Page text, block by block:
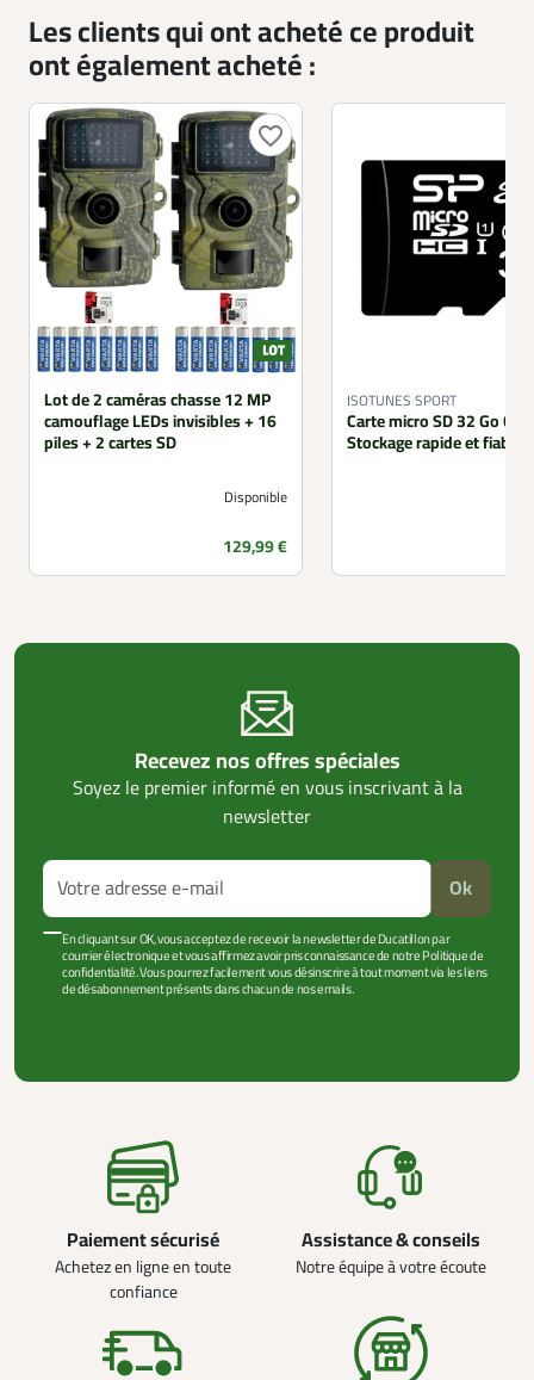
Les clients qui ont acheté ce produit
ont également acheté :
favorite_border
Lot de 2 caméras chasse 12 MP
camouflage LEDs invisibles + 16
piles + 2 cartes SD
Disponible
Prix
129,99 €
ISOTUNES SPORT
Carte micro SD 32 Go
Stockage rapide et fiable
Recevez nos offres spéciales
Soyez le premier informé en vous inscrivant à la
newsletter
Ok
En cliquant sur OK, vous acceptez de recevoir la newsletter de Ducatillon par
courrier électronique et vous affirmez avoir pris connaissance de notre Politique de
confidentialité. Vous pourrez facilement vous désinscrire à tout moment via les liens
de désabonnement présents dans chacun de nos emails.
Paiement sécurisé
Achetez en ligne en toute
confiance
Assistance & conseils
Notre équipe à votre écoute